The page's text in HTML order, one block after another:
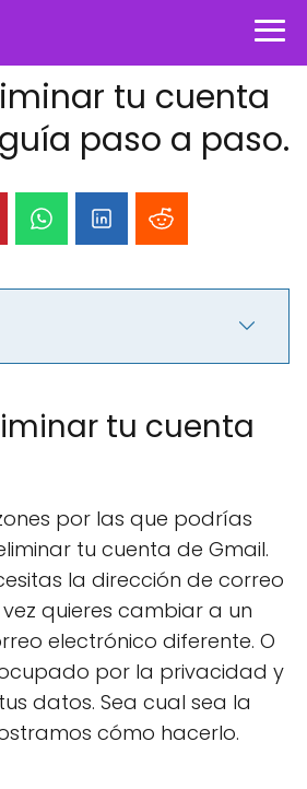
tu cuenta
paso a paso.
tu cuenta
por las que podrías
tu cuenta de Gmail.
la dirección de correo
quieres cambiar a un
electrónico diferente. O
por la privacidad y
datos. Sea cual sea la
cómo hacerlo.